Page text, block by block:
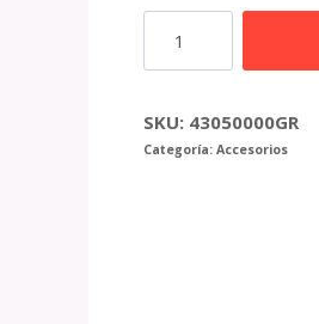
gris
cantidad
SKU: 43050000GR
Categoría:Accesorios